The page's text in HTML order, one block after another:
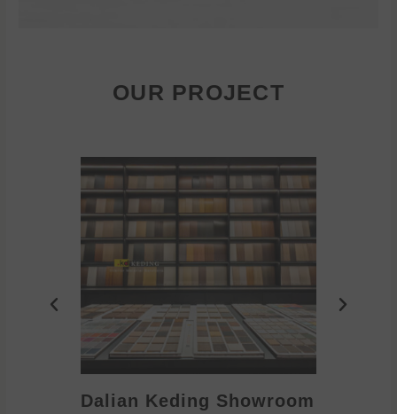
OUR PROJECT
Dalian Keding Showroom